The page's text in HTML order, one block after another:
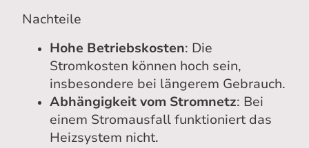
Nachteile
Hohe Betriebskosten: Die
Stromkosten können hoch sein,
insbesondere bei längerem Gebrauch.
Abhängigkeit vom Stromnetz: Bei
einem Stromausfall funktioniert das
Heizsystem nicht.